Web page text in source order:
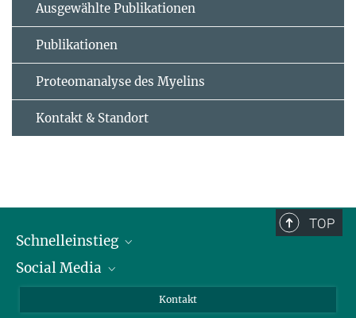
Ausgewählte Publikationen
Publikationen
Proteomanalyse des Myelins
Kontakt & Standort
TOP
Schnelleinstieg
Alumni
Social Media
Kontakt